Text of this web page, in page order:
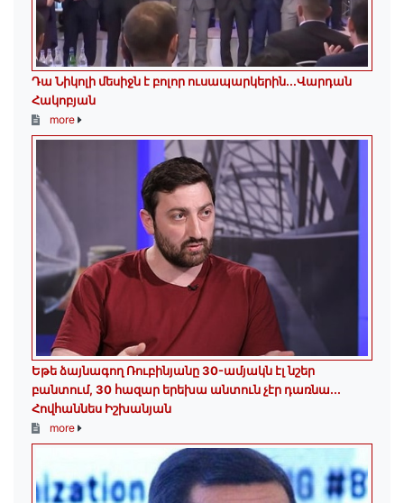
Դա Նիկոլի մեսիջն է բոլոր ուսապարկերին․․․Վարդան
Հակոբյան
more
Եթե ձայնագող Ռուբինյանը 30-ամյակն էլ նշեր
բանտում, 30 հազար երեխա անտուն չէր դառնա․․․
Հովհաննես Իշխանյան
more